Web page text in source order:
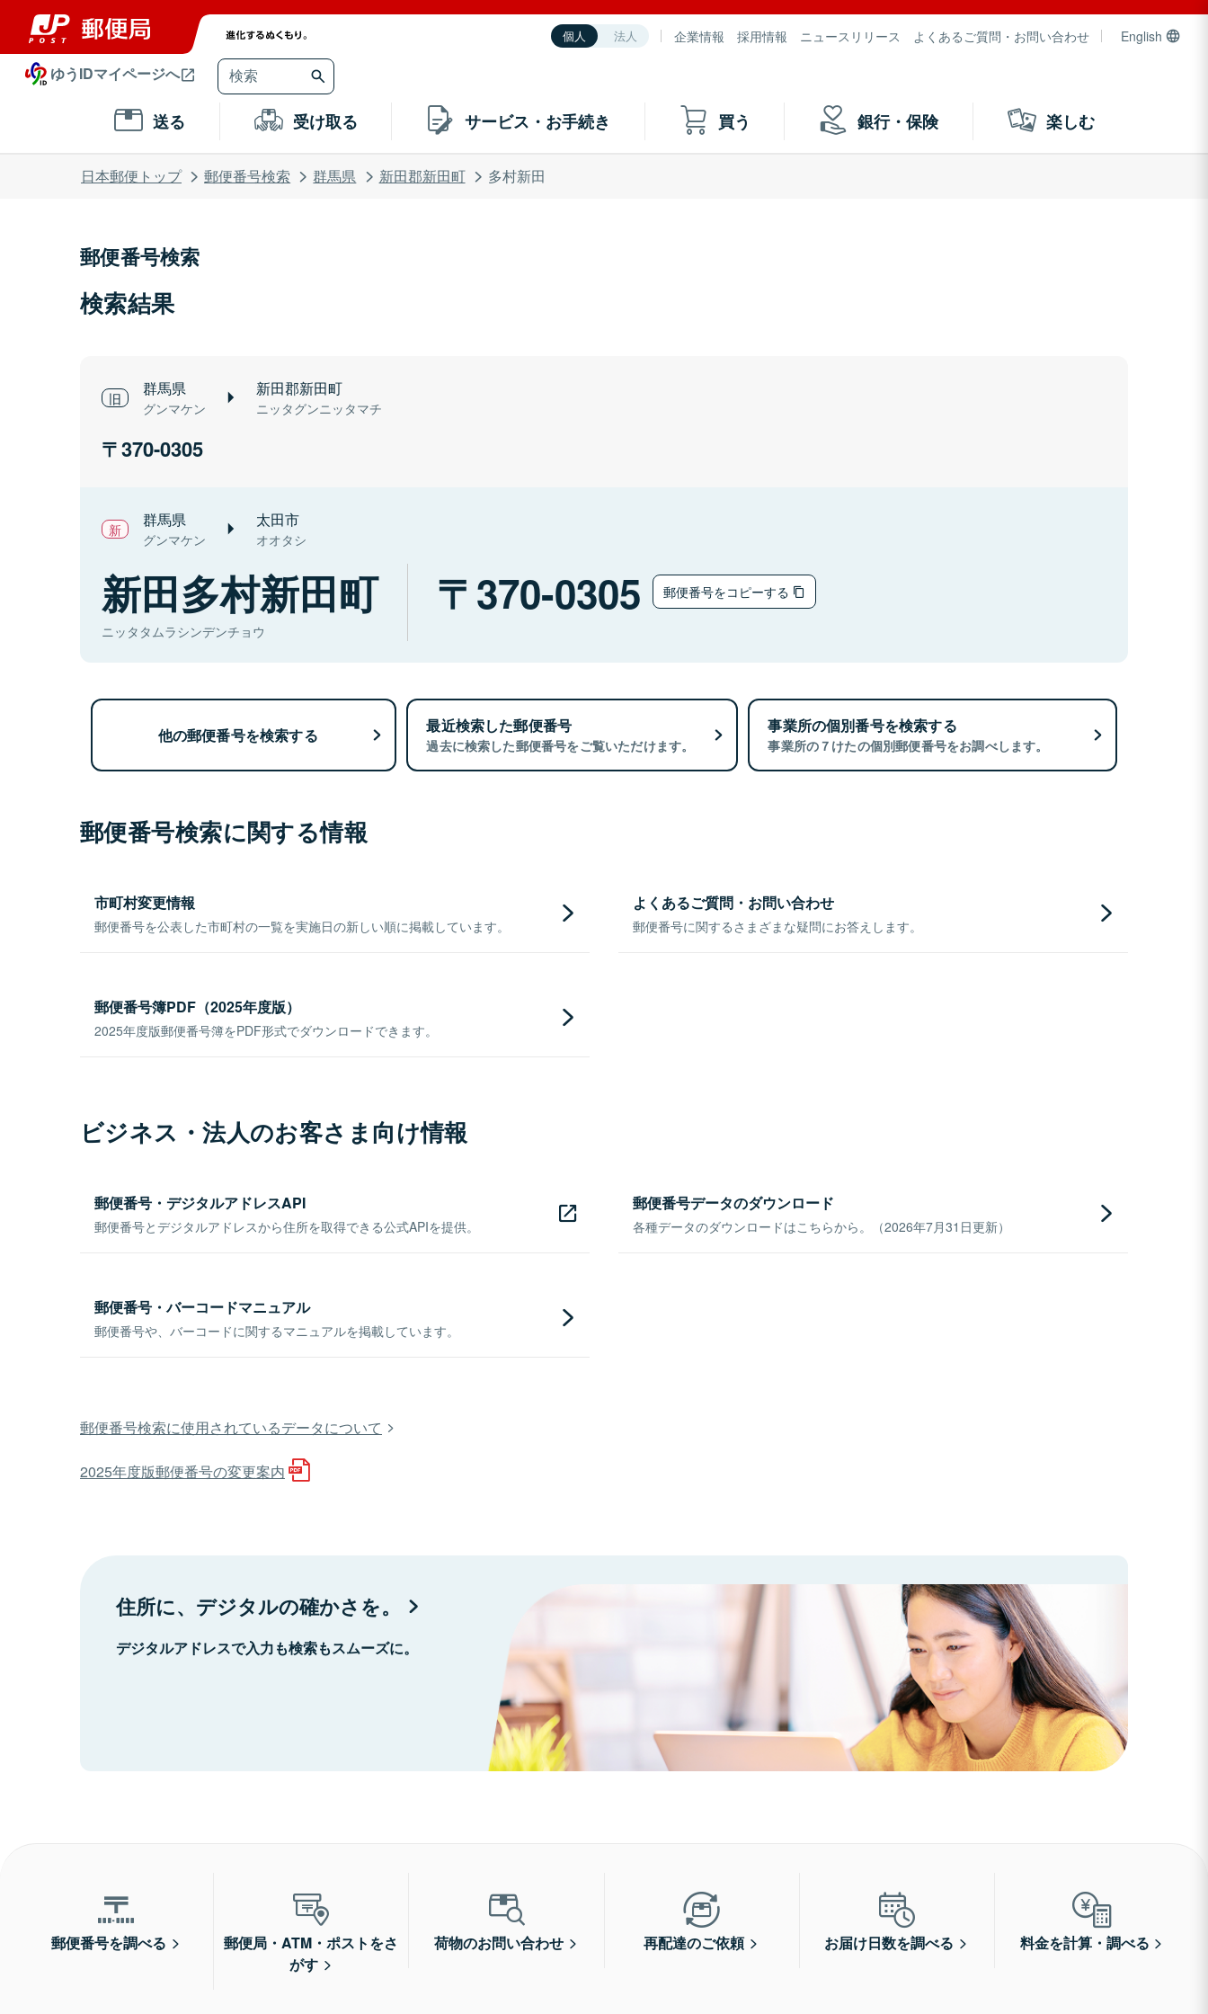
個人 法人 企業情報 採用情報 ニュースリリース よくあるご質問・お問い合わせ English
ゆうIDマイページへ
送る 受け取る サービス・お手続き 買う 銀行・保険 楽しむ
日本郵便トップ 郵便番号検索 群馬県 新田郡新田町 多村新田
郵便番号検索
検索結果
群馬県
グンマケン
新田郡新田町
ニッタグンニッタマチ
370-0305
群馬県
グンマケン
太田市
オオタシ
新田多村新田町
ニッタタムラシンデンチョウ
370-0305 郵便番号をコピーする
他の郵便番号を検索する 最近検索した郵便番号
過去に検索した郵便番号をご覧いただけます。
事業所の個別番号を検索する
事業所の７けたの個別郵便番号をお調べします。
郵便番号検索に関する情報
市町村変更情報
郵便番号を公表した市町村の一覧を実施日の新しい順に掲載しています。
よくあるご質問・お問い合わせ
郵便番号に関するさまざまな疑問にお答えします。
郵便番号簿PDF（2025年度版）
2025年度版郵便番号簿をPDF形式でダウンロードできます。
ビジネス・法人のお客さま向け情報
郵便番号・デジタルアドレスAPI
郵便番号とデジタルアドレスから住所を取得できる公式APIを提供。
郵便番号データのダウンロード
各種データのダウンロードはこちらから。（2026年7月31日更新）
郵便番号・バーコードマニュアル
郵便番号や、バーコードに関するマニュアルを掲載しています。
郵便番号検索に使用されているデータについて
2025年度版郵便番号の変更案内
住所に、デジタルの確かさを。
デジタルアドレスで入力も検索もスムーズに。
郵便番号を調べる
郵便局・ATM・ポストをさ
がす
荷物のお問い合わせ 再配達のご依頼 お届け日数を調べる 料金を計算・調べる